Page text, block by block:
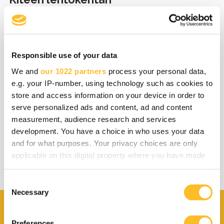
Responsible use of your data
We and our 1022 partners process your personal data,
e.g. your IP-number, using technology such as cookies to
store and access information on your device in order to
serve personalized ads and content, ad and content
measurement, audience research and services
development. You have a choice in who uses your data
and for what purposes. Your privacy choices are only
applicable on this digital property where you have made
the Privacy trigger icon.
Necessary
testausolosuhteita
01.06.2026 ICT ja digitalisaatio
NATO Innovation Range -
testaustapahtuma käynnistyi tänään
Joensuussa ja eri puolilla Suomea